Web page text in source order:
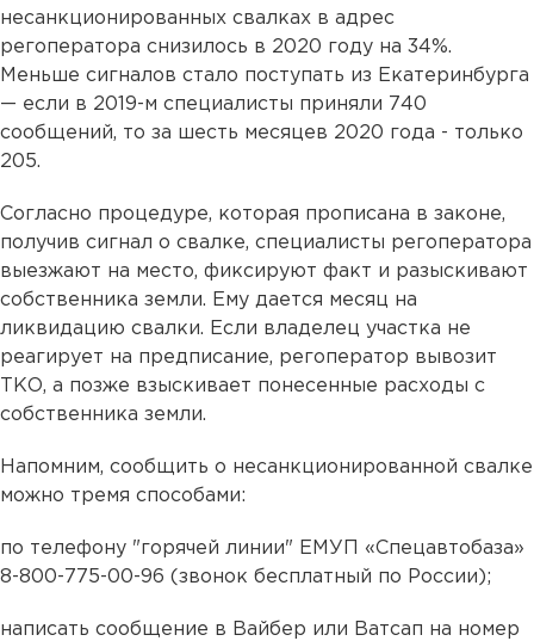
несанкционированных свалках в адрес
регоператора снизилось в 2020 году на 34%.
Меньше сигналов стало поступать из Екатеринбурга
— если в 2019-м специалисты приняли 740
сообщений, то за шесть месяцев 2020 года - только
205.
Согласно процедуре, которая прописана в законе,
получив сигнал о свалке, специалисты регоператора
выезжают на место, фиксируют факт и разыскивают
собственника земли. Ему дается месяц на
ликвидацию свалки. Если владелец участка не
реагирует на предписание, регоператор вывозит
ТКО, а позже взыскивает понесенные расходы с
собственника земли.
Напомним, сообщить о несанкционированной свалке
можно тремя способами:
по телефону "горячей линии" ЕМУП «Спецавтобаза»
8-800-775-00-96 (звонок бесплатный по России);
написать сообщение в Вайбер или Ватсап на номер